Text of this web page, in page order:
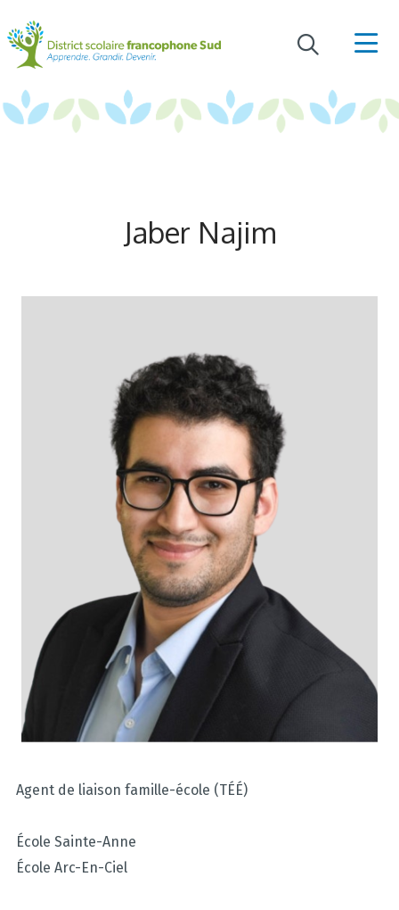
Jaber Najim
Agent de liaison famille-école (TÉÉ)
École Sainte-Anne
École Arc-En-Ciel